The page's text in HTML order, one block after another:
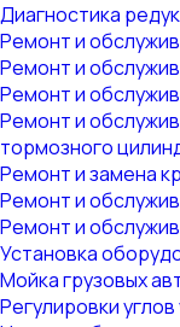
Диагностика
Ремонт и
Ремонт и
Ремонт и
Ремонт и
тормозного
Ремонт и замена
Ремонт и
Ремонт и
Установка
Мойка грузовых
Регулировки